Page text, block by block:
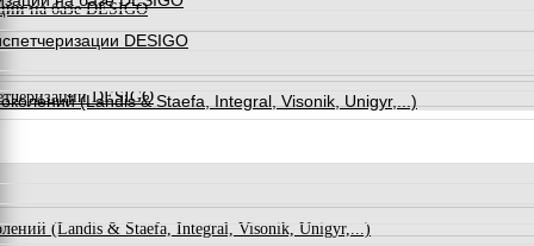
DESIGO
(Landis & Staefa, Integral, Visonik, Unigyr,...)
на базе DESIGO
DESIGO
(Landis & Staefa, Integral, Visonik, Unigyr,...)